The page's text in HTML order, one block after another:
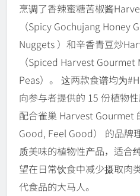
烹调了香辣蜜糖苦椒酱
（Spicy Gochujang Honey
Nuggets ）和辛香青豆炒
（Spiced Harvest
Peas）。 这两款食谱均为
向参与者提供的 15 份植物
配合雀巢 Harvest Gourmet
Good, Feel Good） 的品牌
质美味的植物性产品，适合
望在日常饮食中减少摄取肉
代食品的大马人。